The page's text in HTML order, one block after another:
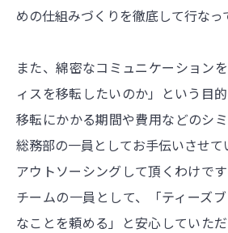
めの仕組みづくりを徹底して行なっ
また、綿密なコミュニケーション
ィスを移転したいのか」という目
移転にかかる期間や費用などのシミ
総務部の一員としてお手伝いさせて
アウトソーシングして頂くわけで
チームの一員として、「ティーズ
なことを頼める」と安心していた